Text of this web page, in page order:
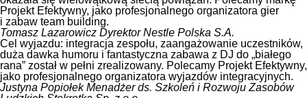
Projekt Efektywny, jako profesjonalnego organizatora gier
i zabaw team building.
Tomasz Lazarowicz Dyrektor Nestle Polska S.A.
Cel wyjazdu: integracja zespołu, zaangażowanie uczestników,
duża dawka humoru i fantastyczna zabawa z DJ do „białego
rana” został w pełni zrealizowany. Polecamy Projekt Efektywny,
jako profesjonalnego organizatora wyjazdów integracyjnych.
Justyna PopiołekMenadżer ds. Szkoleń i Rozwoju Zasobów